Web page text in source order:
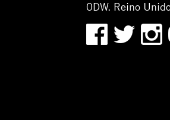
0DW. Reino